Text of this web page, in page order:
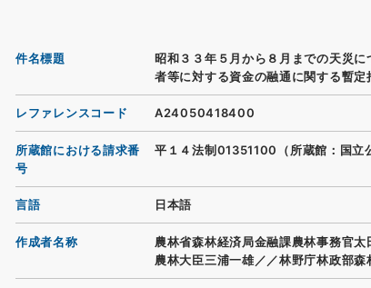
件名標題
昭和３３年５月から８月までの天災
者等に対する資金の融通に関する暫
レファレンスコード A24050418400
所蔵館における請求番
号
平１４法制01351100（所蔵館：国立
言語 日本語
作成者名称
農林省森林経済局金融課農林事務官
農林大臣三浦一雄／／林野庁林政部森